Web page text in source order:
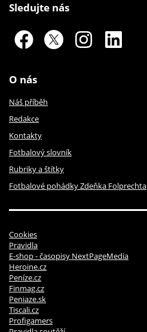
Sledujte nás
O nás
Náš příběh
Redakce
Kontakty
Fotbalový slovník
Rubriky a štítky
Fotbalové pohádky Zdeňka Folprechta
Cookies
Pravidla
E-shop - časopisy NextPageMedia
Heroine.cz
Peníze.cz
Finmag.cz
Peniaze.sk
Tiscali.cz
Profigamers